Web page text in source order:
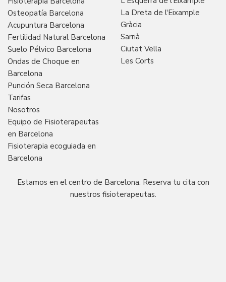
Osteopatía Barcelona
Acupuntura Barcelona
Fertilidad Natural Barcelona
Suelo Pélvico Barcelona
Ondas de Choque en
Barcelona
Punción Seca Barcelona
Tarifas
Nosotros
Equipo de Fisioterapeutas
en Barcelona
Fisioterapia ecoguiada en
Barcelona
La Dreta de l'Eixample
Gràcia
Sarrià
Ciutat Vella
Les Corts
Estamos en el centro de Barcelona. Reserva tu cita con
nuestros fisioterapeutas.